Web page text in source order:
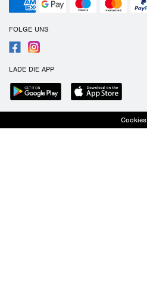
FOLGE UNS
LADE DIE APP
Cookies